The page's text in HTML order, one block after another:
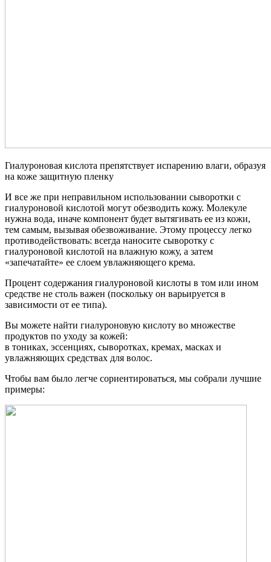
Гиалуроновая кислота препятствует испарению влаги, образуя
на коже защитную пленку
И все же при неправильном использовании сыворотки с
гиалуроновой кислотой могут обезводить кожу. Молекуле
нужна вода, иначе компонент будет вытягивать ее из кожи,
тем самым, вызывая обезвоживание. Этому процессу легко
противодействовать: всегда наносите сыворотку с
гиалуроновой кислотой на влажную кожу, а затем
«запечатайте» ее слоем увлажняющего крема.
Процент содержания гиалуроновой кислоты в том или ином
средстве не столь важен (поскольку он варьируется в
зависимости от ее типа).
Вы можете найти гиалуроновую кислоту во множестве
продуктов по уходу за кожей:
в тониках, эссенциях, сыворотках, кремах, масках и
увлажняющих средствах для волос.
Чтобы вам было легче сориентироваться, мы собрали лучшие
примеры: